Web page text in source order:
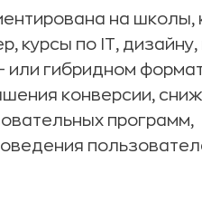
на
курсы по IT, дизайну,
гибридном
конверсии,
программ,